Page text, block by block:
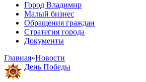
Город Владимир
Малый бизнес
Обращения граждан
Стратегия города
Документы
Главная»Новости
День Победы